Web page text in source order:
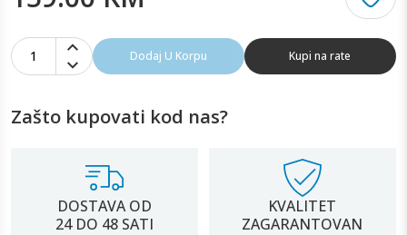
1 Dodaj U Korpu Kupi na rate
Zašto kupovati kod nas?
DOSTAVA OD
24 DO 48 SATI
KVALITET
ZAGARANTOVAN